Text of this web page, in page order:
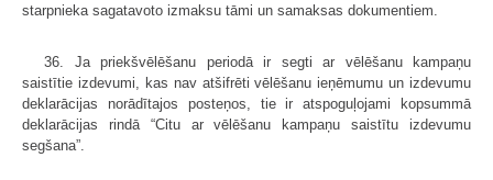
starpnieka sagatavoto izmaksu tāmi un samaksas dokumentiem.
36. Ja priekšvēlēšanu periodā ir segti ar vēlēšanu kampaņu
saistītie izdevumi, kas nav atšifrēti vēlēšanu ieņēmumu un izdevumu
deklarācijas norādītajos posteņos, tie ir atspoguļojami kopsummā
deklarācijas rindā “Citu ar vēlēšanu kampaņu saistītu izdevumu
segšana”.